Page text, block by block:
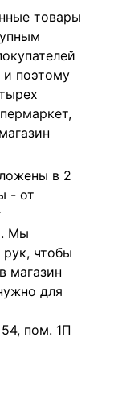
товары
поэтому
в 2
- от
Мы
чтобы
магазин
для
пом. 1П